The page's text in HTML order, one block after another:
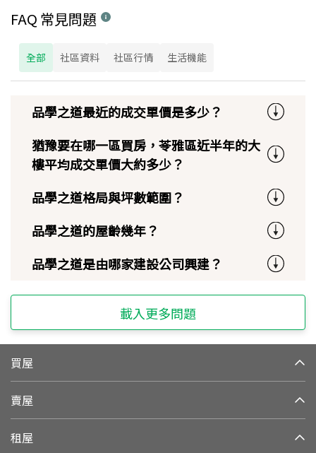
FAQ 常見問題
全部 社區資料 社區行情 生活機能
品學之道最近的成交單價是多少？
猶豫要在哪一區買房，苓雅區近半年的大
樓平均成交單價大約多少？
品學之道格局與坪數範圍？
品學之道的屋齡幾年？
品學之道是由哪家建設公司興建？
載入更多問題
買屋
賣屋
租屋